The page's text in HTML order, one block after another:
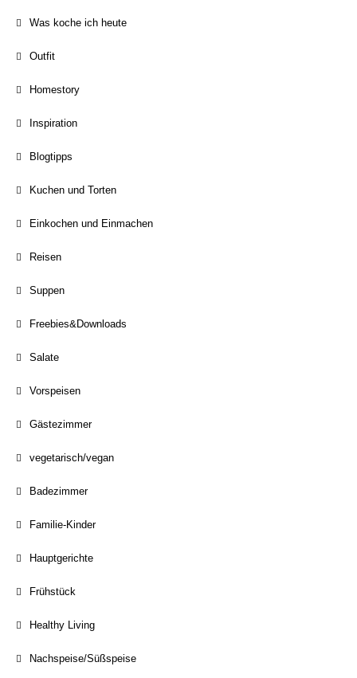
Was koche ich heute
Outfit
Homestory
Inspiration
Blogtipps
Kuchen und Torten
Einkochen und Einmachen
Reisen
Suppen
Freebies&Downloads
Salate
Vorspeisen
Gästezimmer
vegetarisch/vegan
Badezimmer
Familie-Kinder
Hauptgerichte
Frühstück
Healthy Living
Nachspeise/Süßspeise